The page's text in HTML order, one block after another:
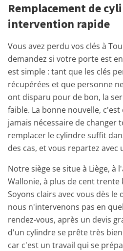
Remplacement de
intervention rapide
Vous avez perdu vos clés à
demandez si votre porte est
est simple : tant que les clés
récupérées et que personne
ont disparu pour de bon, la
faible. La bonne nouvelle,
jamais nécessaire de changer
remplacer le cylindre suffit
des cas, et vous repartez avec
Notre siège se situe à Liège, à
Wallonie, à plus de cent
Soyons clairs avec vous dès le
nous n'intervenons pas en
rendez-vous, après un devis
d'un cylindre se prête très
car c'est un travail qui se